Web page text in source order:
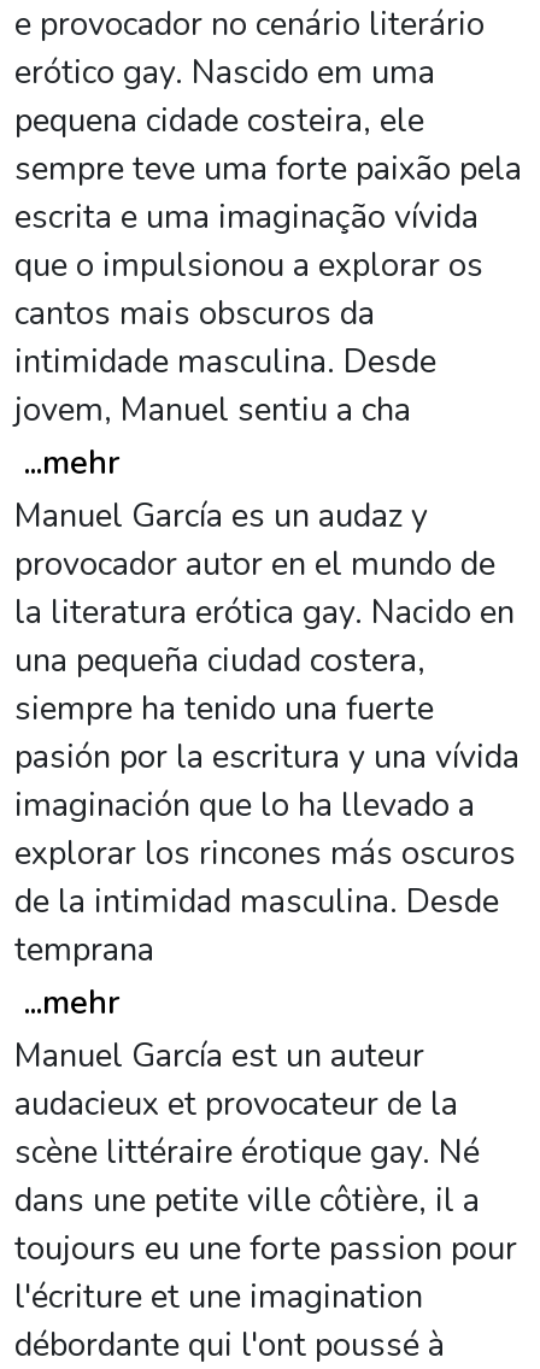
e provocador no cenário literário
erótico gay. Nascido em uma
pequena cidade costeira, ele
sempre teve uma forte paixão pela
escrita e uma imaginação vívida
que o impulsionou a explorar os
cantos mais obscuros da
intimidade masculina. Desde
jovem, Manuel sentiu a cha
...mehr
Manuel García es un audaz y
provocador autor en el mundo de
la literatura erótica gay. Nacido en
una pequeña ciudad costera,
siempre ha tenido una fuerte
pasión por la escritura y una vívida
imaginación que lo ha llevado a
explorar los rincones más oscuros
de la intimidad masculina. Desde
temprana
...mehr
Manuel García est un auteur
audacieux et provocateur de la
scène littéraire érotique gay. Né
dans une petite ville côtière, il a
toujours eu une forte passion pour
l'écriture et une imagination
débordante qui l'ont poussé à